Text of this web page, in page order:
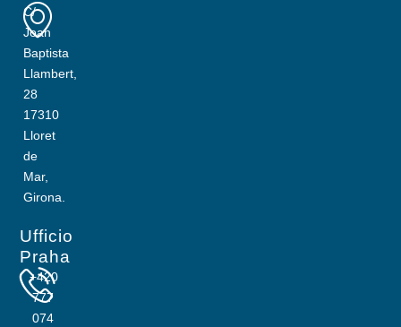
C/
Joan
Baptista
Llambert,
28
17310
Lloret
de
Mar,
Girona.
Ufficio
Praha
+420
777
074